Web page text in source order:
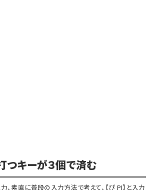
つキーが３個で済む
力、素直に普段の入力方法で考えて、【ぴ PI】と入力